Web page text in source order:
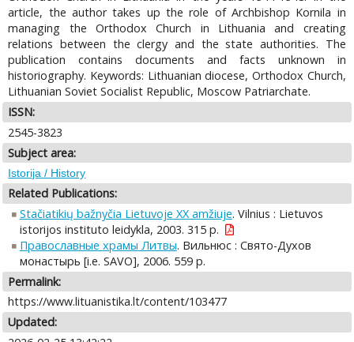
article, the author takes up the role of Archbishop Kornila in
managing the Orthodox Church in Lithuania and creating
relations between the clergy and the state authorities. The
publication contains documents and facts unknown in
historiography. Keywords: Lithuanian diocese, Orthodox Church,
Lithuanian Soviet Socialist Republic, Moscow Patriarchate.
ISSN:
2545-3823
Subject area:
Istorija / History
Related Publications:
Stačiatikių bažnyčia Lietuvoje XX amžiuje. Vilnius : Lietuvos
istorijos instituto leidykla, 2003. 315 p.
Православные храмы Литвы. Вильнюс : Свято-Духов
монастырь [i.e. SAVO], 2006. 559 p.
Permalink:
https://www.lituanistika.lt/content/103477
Updated: